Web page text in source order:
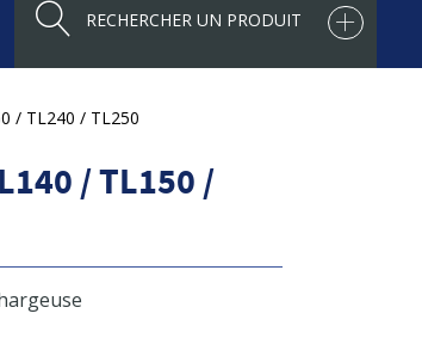
/ TL240 / TL250
/ TL150 /